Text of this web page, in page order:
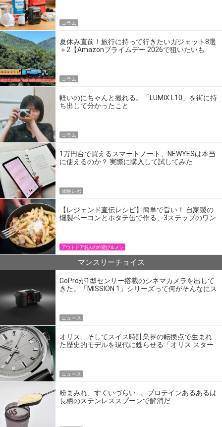
コラム
夏休み直前！旅行に持って行きたいガジェット8選
＋2【Amazonプライムデー 2026で狙いたいも
コラム
軽いのにちゃんと撮れる。「LUMIX L10」を街に持
ち出して分かったこと
コラム
1万円台で買えるスマートノート、NEWYESは本当
に使えるのか？ 実際に購入して試してみた
体験レポ
【レジェンド直伝レシピ】簡単で旨い！ 自家製の
燻製ベーコンとホタテ缶で作る、3ステップのワン
アウトドア名人の外遊び＆メシ
マンスリーチョイス
GoProが1型センサー搭載のシネマカメラを出して
きた。「MISSION 1」シリーズって何がそんなにス
ニュース
オリス、そしてスイス時計業界の転換点で生まれ
た歴史的モデルを現代に甦らせる「オリス スター
ニュース
粉まみれ、すくいづらい…。プロテインあるあるは
長柄のステンレススプーンで解消だ